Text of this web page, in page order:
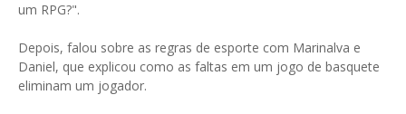
um RPG?".
Depois, falou sobre as regras de esporte com Marinalva e
Daniel, que explicou como as faltas em um jogo de basquete
eliminam um jogador.